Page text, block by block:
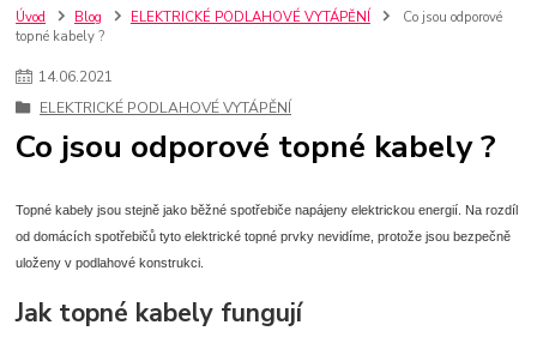
Úvod Blog ELEKTRICKÉ PODLAHOVÉ VYTÁPĚNÍ
Co jsou odporové
topné kabely ?
14.06.2021
ELEKTRICKÉ PODLAHOVÉ VYTÁPĚNÍ
Co jsou odporové topné kabely ?
Topné kabely jsou stejně jako běžné spotřebiče napájeny elektrickou energií. Na rozdíl
od domácích spotřebičů tyto elektrické topné prvky nevidíme, protože jsou bezpečně
uloženy v podlahové konstrukci.
Jak topné kabely fungují